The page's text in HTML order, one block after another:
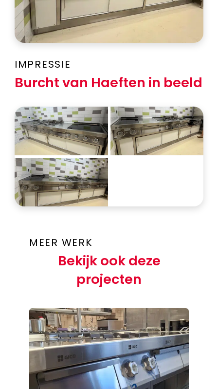
IMPRESSIE
Burcht van Haeften in beeld
MEER WERK
Bekijk ook deze
projecten
Fletcher Witte Huis Soest